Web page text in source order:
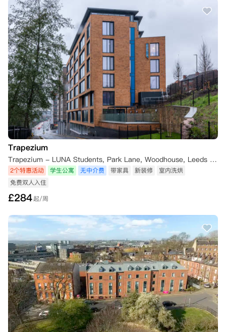
Trapezium
Trapezium - LUNA Students, Park Lane, Woodhouse, Leeds LS3 1FL, UK
2个特惠活动 学生公寓 无中介费 带家具 新装修
室内洗烘
免费双人入住
£284起/周